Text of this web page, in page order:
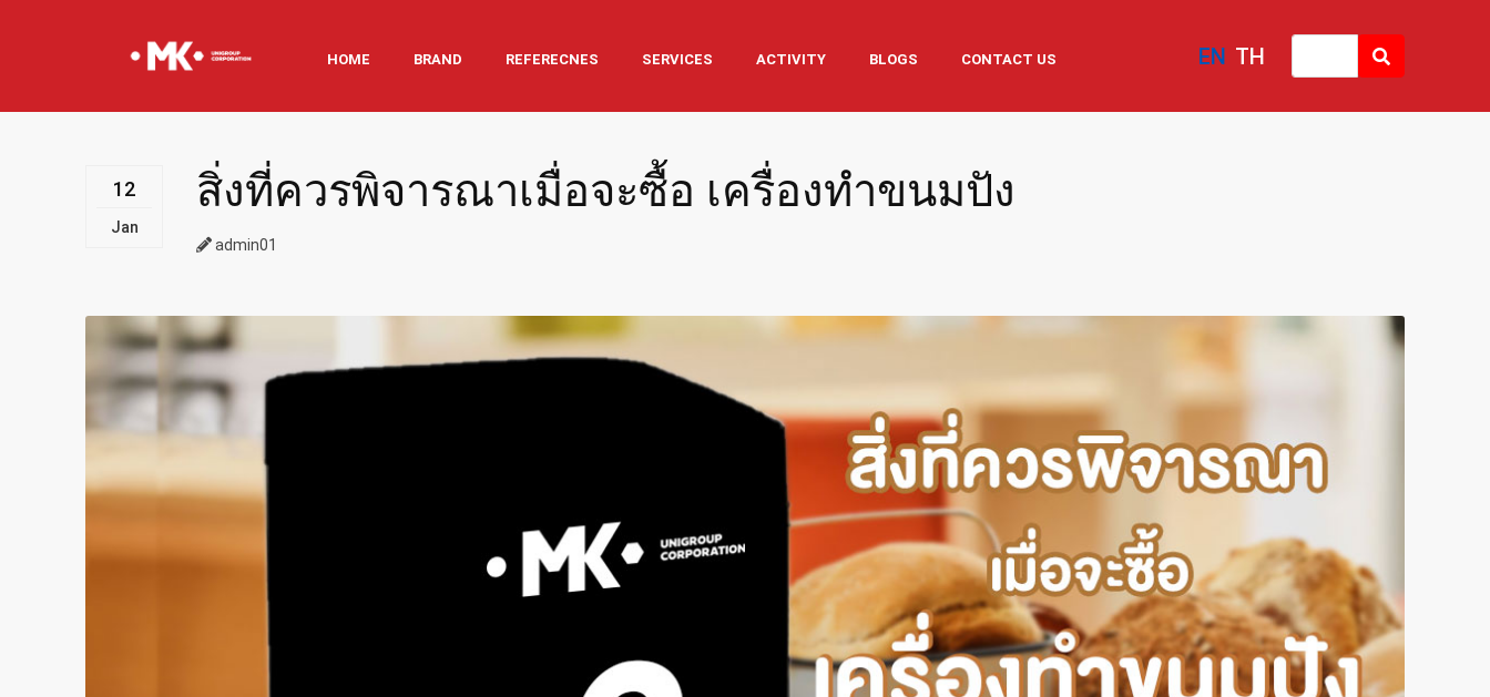
HOME BRAND REFERECNES SERVICES ACTIVITY BLOGS CONTACT US EN TH
12
Jan
สิ่งที่ควรพิจารณาเมื่อจะซื้อ เครื่องทำขนมปัง
admin01